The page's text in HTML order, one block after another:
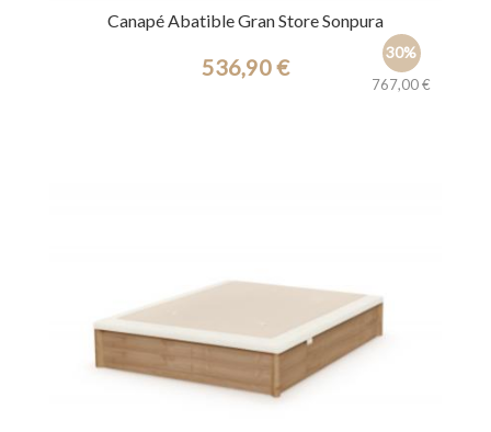
Canapé Abatible Gran Store Sonpura
30%
767,00 €
536,90 €